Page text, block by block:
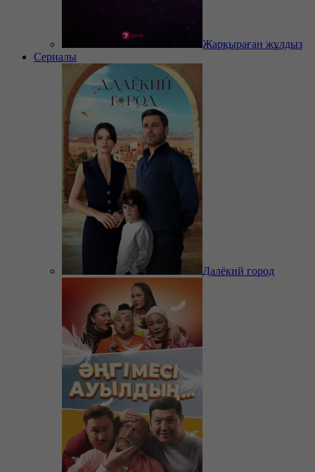
Жарқыраған жұлдыз
Сериалы
Далёкий город